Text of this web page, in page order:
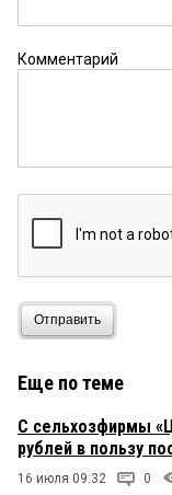
Комментарий
Отправить
Еще по теме
C сельхозфирмы
рублей в пользу
16 июля 09:32 0